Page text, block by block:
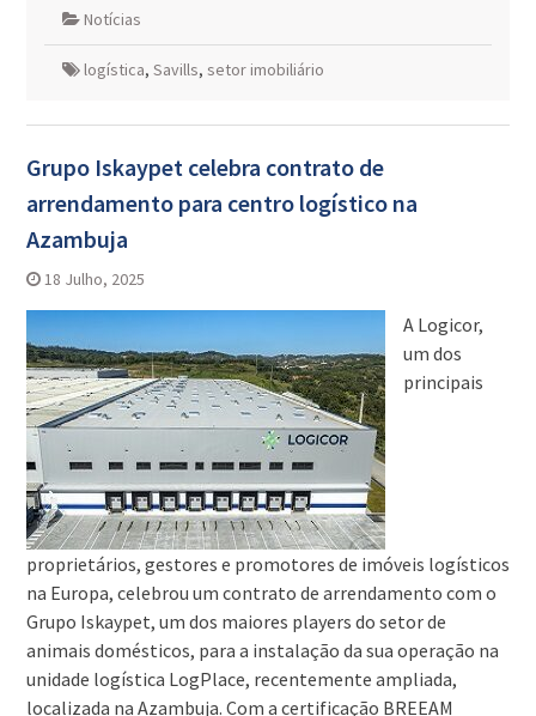
Notícias
logística, Savills, setor imobiliário
Grupo Iskaypet celebra contrato de
arrendamento para centro logístico na
Azambuja
18 Julho, 2025
A Logicor,
um dos
principais
proprietários, gestores e promotores de imóveis logísticos
na Europa, celebrou um contrato de arrendamento com o
Grupo Iskaypet, um dos maiores players do setor de
animais domésticos, para a instalação da sua operação na
unidade logística LogPlace, recentemente ampliada,
localizada na Azambuja. Com a certificação BREEAM